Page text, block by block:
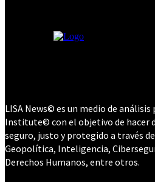
LISA News© es un medio de
Institute© con el objetivo de hacer
seguro, justo y protegido a través
Geopolítica, Inteligencia,
Derechos Humanos, entre otros.